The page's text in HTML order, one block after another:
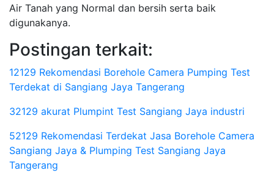
Air Tanah yang Normal dan bersih serta baik
digunakanya.
Postingan terkait:
12129 Rekomendasi Borehole Camera Pumping Test
Terdekat di Sangiang Jaya Tangerang
32129 akurat Plumpint Test Sangiang Jaya industri
52129 Rekomendasi Terdekat Jasa Borehole Camera
Sangiang Jaya & Plumping Test Sangiang Jaya
Tangerang